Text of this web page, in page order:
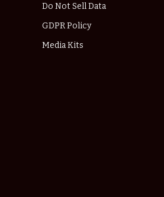
Do Not Sell Data
GDPR Policy
Media Kits